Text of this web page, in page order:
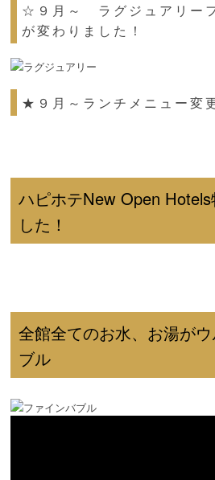
☆９月～ ラグジュアリー
が変わりました！
★９月～ランチメニュー変
ハピホテNew Open
した！
全館全てのお水、お湯が
ブル